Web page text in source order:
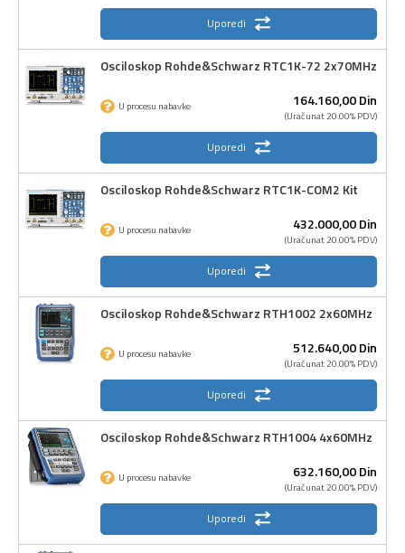
Uporedi
Osciloskop Rohde&Schwarz RTC1K-72 2x70MHz
164.160,00Din
(Uračunat 20.00% PDV)
U procesu nabavke
Uporedi
Osciloskop Rohde&Schwarz RTC1K-COM2 Kit
432.000,00Din
(Uračunat 20.00% PDV)
U procesu nabavke
Uporedi
Osciloskop Rohde&Schwarz RTH1002 2x60MHz
512.640,00Din
(Uračunat 20.00% PDV)
U procesu nabavke
Uporedi
Osciloskop Rohde&Schwarz RTH1004 4x60MHz
632.160,00Din
(Uračunat 20.00% PDV)
U procesu nabavke
Uporedi